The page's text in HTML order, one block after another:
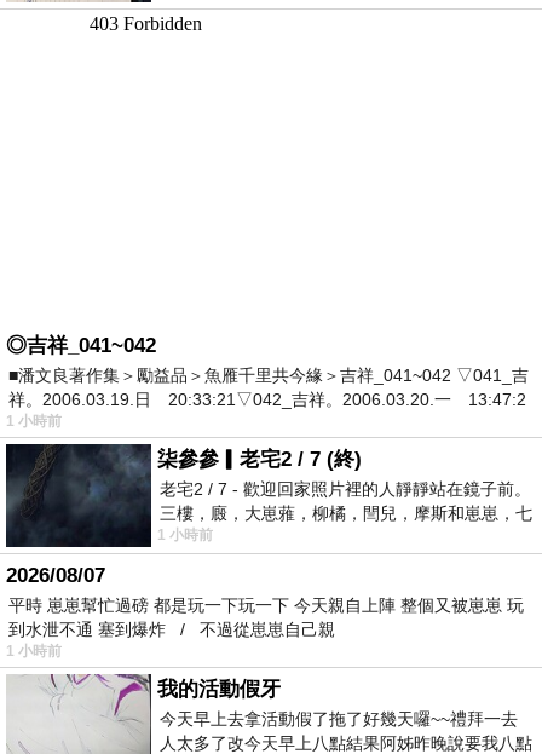
◎吉祥_041~042
■潘文良著作集＞勵益品＞魚雁千里共今緣＞吉祥_041~042 ▽041_吉
祥。2006.03.19.日 20:33:21▽042_吉祥。2006.03.20.一 13:47:2
1 小時前
柒參參▎老宅2 / 7 (終)
老宅2 / 7 - 歡迎回家照片裡的人靜靜站在鏡子前。
三樓，廄，大崽蕥，柳橘，閆兒，摩斯和崽崽，七
個人整整齊齊地站在鏡框之外，如同
1 小時前
2026/08/07
平時 崽崽幫忙過磅 都是玩一下玩一下 今天親自上陣 整個又被崽崽 玩
到水泄不通 塞到爆炸 / 不過從崽崽自己親
1 小時前
我的活動假牙
今天早上去拿活動假了拖了好幾天囉~~禮拜一去
人太多了改今天早上八點結果阿姊昨晚說要我八點